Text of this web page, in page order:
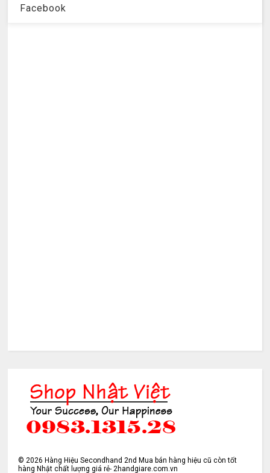
Facebook
©2026 Hàng Hiệu Secondhand 2nd Mua bán hàng hiệu cũ còn tốt
hàng Nhật chất lượng giá rẻ- 2handgiare.com.vn